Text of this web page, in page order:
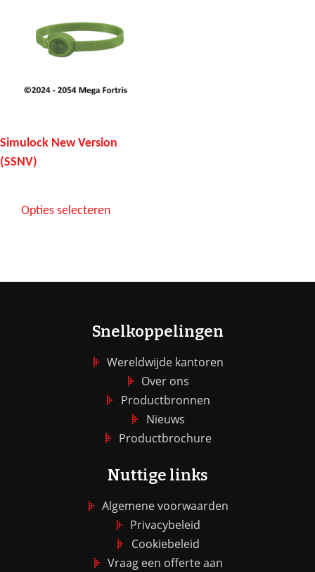
Simulock New Version
(SSNV)
Opties selecteren
Snelkoppelingen
Wereldwijde kantoren
Over ons
Productbronnen
Nieuws
Productbrochure
Nuttige links
Algemene voorwaarden
Privacybeleid
Cookiebeleid
Vraag een offerte aan